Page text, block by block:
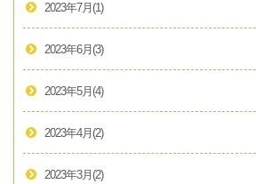
2023年7月 (1)
2023年6月 (3)
2023年5月 (4)
2023年4月 (2)
2023年3月 (2)